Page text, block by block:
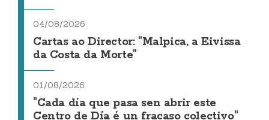
04/08/2026
Cartas ao Director: "Malpica, a Eivissa
da Costa da Morte"
01/08/2026
"Cada día que pasa sen abrir este
Centro de Día é un fracaso colectivo"